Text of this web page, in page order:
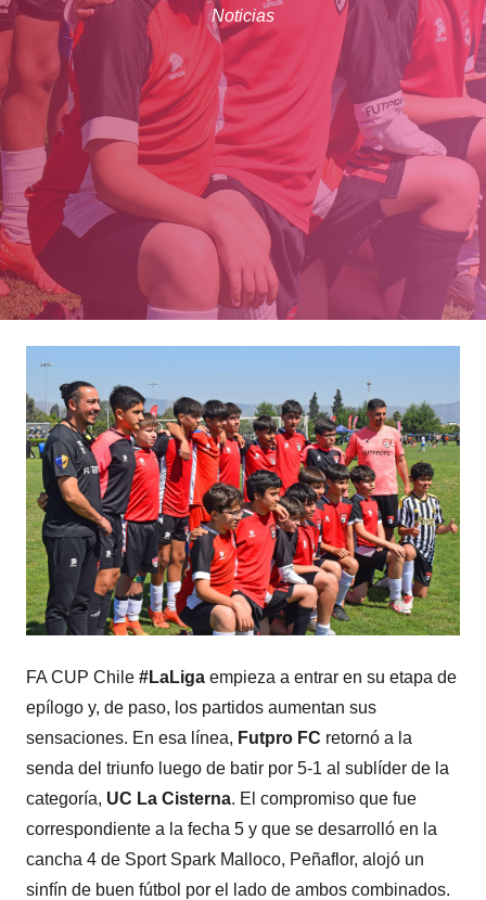
Noticias
FA CUP Chile #LaLiga empieza a entrar en su etapa de
epílogo y, de paso, los partidos aumentan sus
sensaciones. En esa línea, Futpro FC retornó a la
senda del triunfo luego de batir por 5-1 al sublíder de la
categoría, UC La Cisterna. El compromiso que fue
correspondiente a la fecha 5 y que se desarrolló en la
cancha 4 de Sport Spark Malloco, Peñaflor, alojó un
sinfín de buen fútbol por el lado de ambos combinados.